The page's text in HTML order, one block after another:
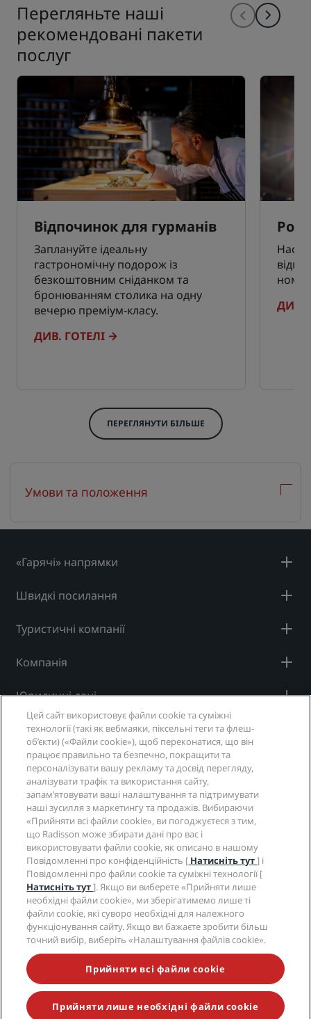
Перегляньте наші
рекомендовані пакети
послуг
Відпочинок для гурманів
Заплануйте ідеальну
гастрономічну подорож із
безкоштовним сніданком та
бронюванням столика на одну
вечерю преміум-класу.
ДИВ. ГОТЕЛІ
ДИВ.
ПЕРЕГЛЯНУТИ БІЛЬШЕ
Умови та положення
«Гарячі» напрямки
Швидкі посилання
Туристичні компанії
Компанія
Юридичні дані
Довідка
Соціальні мережі
Бренди готелів Radisson
tiktokinstagram
youtubefacebook
whatsapp
pinterest
threads
twitterlinkedin
НЕ ПРОПУСТІТЬ ЖОДНОЇ З НАШИХ
НАЙПОПУЛЯРНІШИХ ВИГІДНИХ ПРОПОЗИЦІЙ
RHG Radisson Hotel Group, Radisson, Radisson RED,
Radisson Blu, Radisson Collection, Radisson
Individuals, Park Plaza, Park Inn, Country Inn & Suites,
Prize by Radisson, Radisson Rewards і Radisson
Meetings є торговими марками компанії Radisson
Цей сайт використовує файли cookie та суміжні
технології (такі як вебмаяки, піксельні теги та флеш-
об’єкти) («Файли cookie»), щоб переконатися, що він
працює правильно та безпечно, покращити та
персоналізувати вашу рекламу та досвід перегляду,
аналізувати трафік та використання сайту,
запам’ятовувати ваші налаштування та підтримувати
наші зусилля з маркетингу та продажів. Вибираючи
«Прийняти всі файли cookie», ви погоджуєтеся з тим,
що Radisson може збирати дані про вас і
використовувати файли cookie, як описано в нашому
Повідомленні про конфіденційність [ Натисніть тут] і
Повідомленні про файли cookie та суміжні технології [
Натисніть тут]. Якщо ви виберете «Прийняти лише
необхідні файли cookie», ми зберігатимемо лише ті
файли cookie, які суворо необхідні для належного
функціонування сайту. Якщо ви бажаєте зробити більш
точний вибір, виберіть «Налаштування файлів cookie».
Прийняти всі файли cookie
Прийняти лише необхідні файли cookie